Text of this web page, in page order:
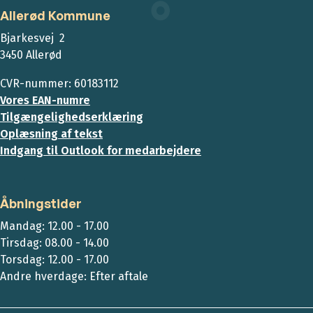
Allerød Kommune
Bjarkesvej 2
3450 Allerød
CVR-nummer: 60183112
Vores EAN-numre
Tilgængelighedserklæring
Oplæsning af tekst
Indgang til Outlook for medarbejdere
Åbningstider
Mandag: 12.00 - 17.00
Tirsdag: 08.00 - 14.00
Torsdag: 12.00 - 17.00
Andre hverdage: Efter aftale